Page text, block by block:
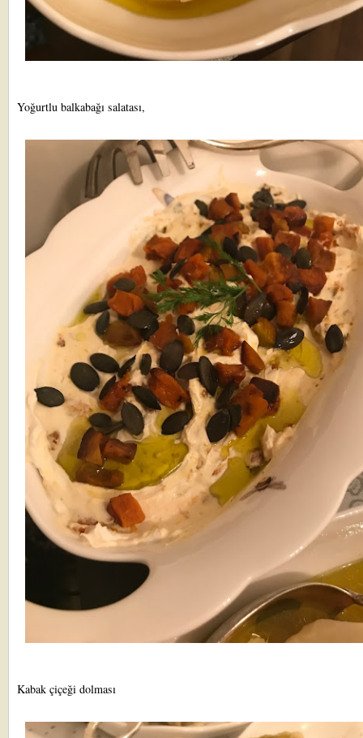
Yoğurtlu balkabağı salatası,
Kabak çiçeği dolması